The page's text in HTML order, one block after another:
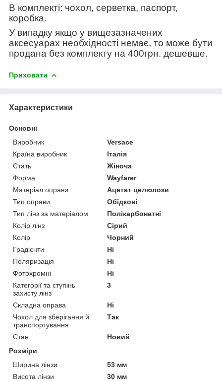
В комплекті: чохол, серветка, паспорт,
коробка.
У випадку якщо у вищезазначених
аксесуарах необхідності немає, то може бути
продана без комплекту на 400грн. дешевше.
Приховати
Характеристики
Основні
Виробник
Versace
Країна виробник
Італія
Стать
Жіноча
Форма
Wayfarer
Матеріал оправи
Ацетат целюлози
Тип оправи
Обідкові
Тип лінз за матеріалом
Полікарбонатні
Колір лінз
Сірий
Колір
Чорний
Градієнти
Ні
Поляризація
Ні
Фотохромні
Ні
Категорії та ступінь
захисту лінз
3
Складна оправа
Ні
Чохол для зберігання й
транспортування
Так
Стан
Новий
Розміри
Ширина лінзи
53 мм
Висота лінзи
30 мм